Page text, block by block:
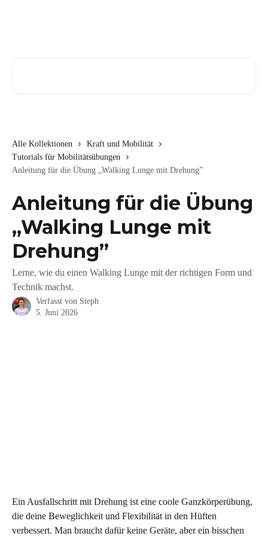
Alle Kollektionen
Kraft und Mobilität
Tutorials für Mobilitätsübungen
Anleitung für die Übung „Walking Lunge mit Drehung”
Anleitung für die Übung
„Walking Lunge mit
Drehung”
Lerne, wie du einen Walking Lunge mit der richtigen Form und
Technik machst.
Verfasst von Steph
5. Juni 2026
Ein Ausfallschritt mit Drehung ist eine coole Ganzkörperübung,
die deine Beweglichkeit und Flexibilität in den Hüften
verbessert. Man braucht dafür keine Geräte, aber ein bisschen